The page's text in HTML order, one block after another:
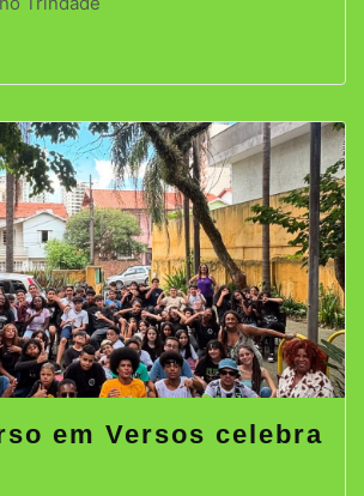
em Versos celebra